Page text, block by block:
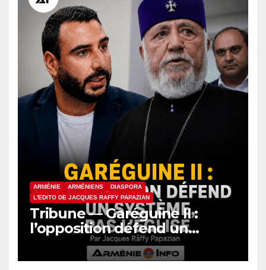
ARMÉNIE ARMÉNIENS
DIASPORA
L'EDITO DE JACQUES RAFFY PAPAZIAN
Tribune — Garéguine II :
l’opposition défend un
système, pas l’Église